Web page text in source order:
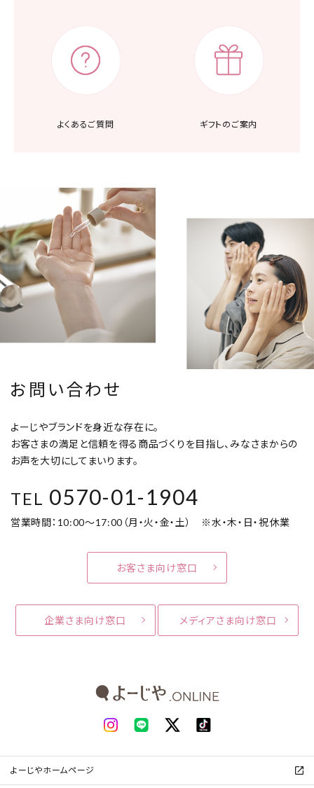
よくあるご質問 ギフトのご案内
お問い合わせ
よーじやブランドを身近な存在に。
お客さまの満足と信頼を得る商品づくりを目指し、みなさまからの
お声を大切にしてまいります。
TEL 0570-01-1904
営業時間：10:00～17:00（月・火・金・土） ※水・木・日・祝休業
お客さま向け窓口
企業さま向け窓口 メディアさま向け窓口
よーじやホームページ